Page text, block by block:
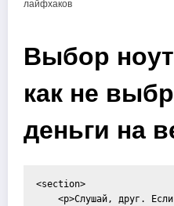
Выбор
как не
деньги на
<section>
<p>Слушай, друг.